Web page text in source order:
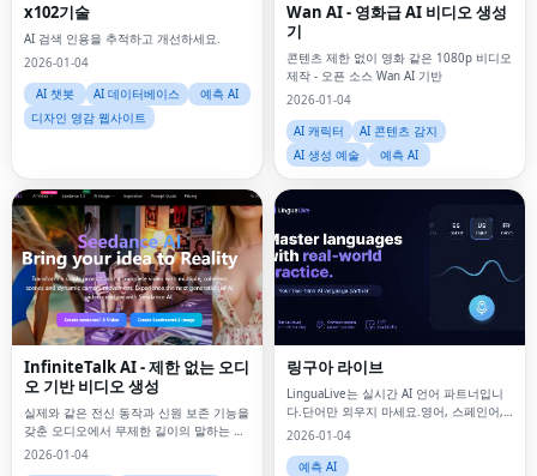
x102기술
AI 검색 인용을 추적하고 개선하세요.
2026-01-04
AI 챗봇
AI 데이터베이스
예측 AI
디자인 영감 웹사이트
Wan AI - 영화급 AI 비디오 생성
기
콘텐츠 제한 없이 영화 같은 1080p 비디오
제작 - 오픈 소스 Wan AI 기반
2026-01-04
AI 캐릭터
AI 콘텐츠 감지
AI 생성 예술
예측 AI
InfiniteTalk AI - 제한 없는 오디
오 기반 비디오 생성
실제와 같은 전신 동작과 신원 보존 기능을
갖춘 오디오에서 무제한 길이의 말하는 비
디오를 생성하세요.
2026-01-04
링구아 라이브
LinguaLive는 실시간 AI 언어 파트너입니
다.단어만 외우지 마세요.영어, 스페인어,
일본어, 프랑스어, 독일어 및 이탈리아어로
2026-01-04
예측 AI